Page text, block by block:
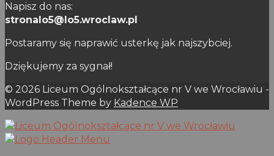
Napisz do nas:
stronalo5@lo5.wroclaw.pl
Postaramy się naprawić usterkę jak najszybciej.
Dziękujemy za sygnał!
© 2026 Liceum Ogólnokształcące nr V we Wrocławiu -
WordPress Theme by Kadence WP